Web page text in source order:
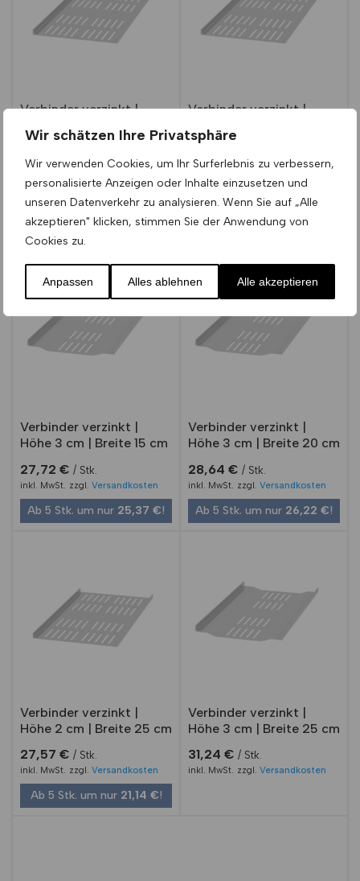
Wir schätzen Ihre Privatsphäre
Wir verwenden Cookies, um Ihr Surferlebnis zu verbessern,
personalisierte Anzeigen oder Inhalte einzusetzen und
unseren Datenverkehr zu analysieren. Wenn Sie auf „Alle
akzeptieren" klicken, stimmen Sie der Anwendung von
Cookies zu.
Anpassen Alles ablehnen Alle akzeptieren
Verbinder verzinkt |
inkl. MwSt. zzgl.Versandkosten
24,53
Verbinder verzinkt |
cm
Bewertet mit
5.00
von 5,
basierend
auf
Kundenbewe
(1)
24,02€ Stk.
inkl. MwSt. zzgl.Versandkosten
Ab 5 Stk. um nur 21,99
Verbinder verzinkt |
Höhe 3 cm | Breite 15 cm
27,72 € Stk.
inkl. MwSt. zzgl. Versandkosten
Ab 5 Stk. um nur 25,37 €!
Verbinder verzinkt |
Höhe 3 cm | Breite 20 cm
28,64 € Stk.
inkl. MwSt. zzgl. Versandkosten
Ab 5 Stk. um nur 26,22 €!
Verbinder verzinkt |
Höhe 2 cm | Breite 25 cm
27,57 € Stk.
inkl. MwSt. zzgl. Versandkosten
Ab 5 Stk. um nur 21,14 €!
Verbinder verzinkt |
Höhe 3 cm | Breite 25 cm
31,24 € Stk.
inkl. MwSt. zzgl. Versandkosten